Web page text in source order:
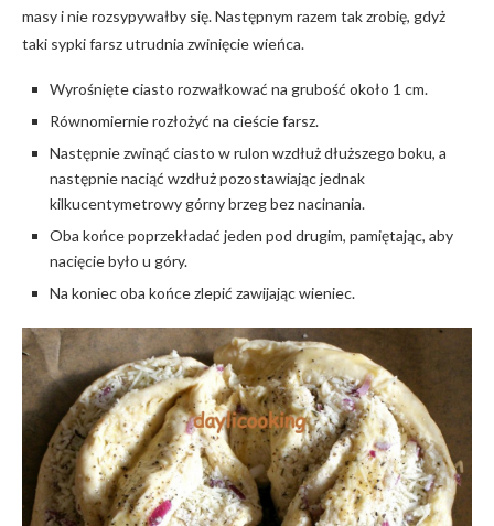
masy i nie rozsypywałby się. Następnym razem tak zrobię, gdyż
taki sypki farsz utrudnia zwinięcie wieńca.
Wyrośnięte ciasto rozwałkować na grubość około 1 cm.
Równomiernie rozłożyć na cieście farsz.
Następnie zwinąć ciasto w rulon wzdłuż dłuższego boku, a
następnie naciąć wzdłuż pozostawiając jednak
kilkucentymetrowy górny brzeg bez nacinania.
Oba końce poprzekładać jeden pod drugim, pamiętając, aby
nacięcie było u góry.
Na koniec oba końce zlepić zawijając wieniec.